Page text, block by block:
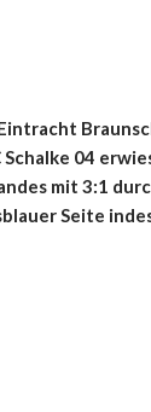
04
mit 3:1
Seite